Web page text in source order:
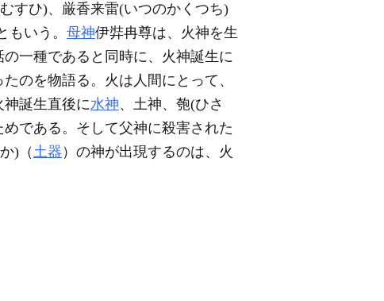
すひ)、厳香来雷(いつのかくつち)
いう。 母神伊弉冉尊は、火神を生
一種であると同時に、火神誕生に
たのを物語る。火は人間にとって、
誕生直後に水神、土神、匏(ひさ
である。そして父神に殺害された
)（土器 ）の神が出現するのは、火